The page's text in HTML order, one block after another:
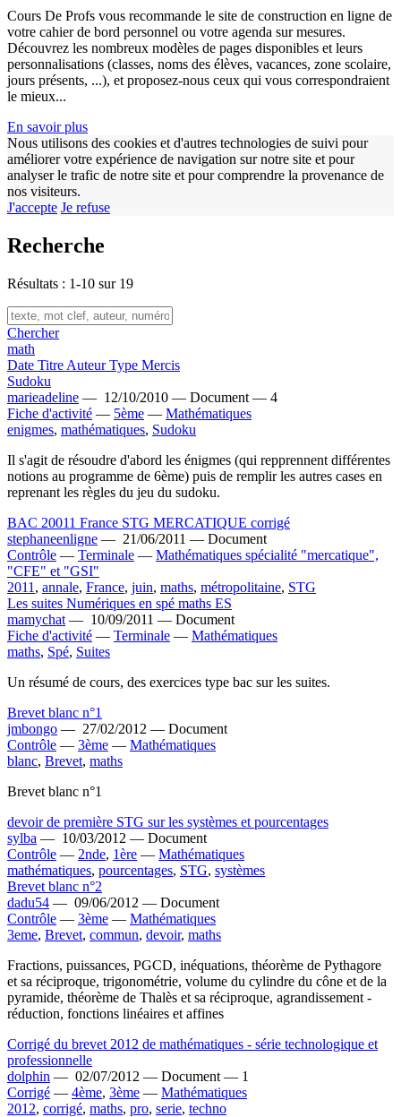
Cours De Profs vous recommande le site de construction en ligne de
votre cahier de bord personnel ou votre agenda sur mesures.
Découvrez les nombreux modèles de pages disponibles et leurs
personnalisations (classes, noms des élèves, vacances, zone scolaire,
jours présents, ...), et proposez-nous ceux qui vous correspondraient
le mieux...
En savoir plus
Nous utilisons des cookies et d'autres technologies de suivi pour
améliorer votre expérience de navigation sur notre site et pour
analyser le trafic de notre site et pour comprendre la provenance de
nos visiteurs.
J'accepte Je refuse
Recherche
Résultats : 1-10 sur 19
Chercher
math
Date Titre AuteurType Mercis
Sudoku
marieadeline — 12/10/2010 — Document — 4
Fiche d'activité — 5ème — Mathématiques
enigmes, mathématiques, Sudoku
Il s'agit de résoudre d'abord les énigmes (qui repprennent différentes
notions au programme de 6ème) puis de remplir les autres cases en
reprenant les règles du jeu du sudoku.
BAC 20011 France STG MERCATIQUE corrigé
stephaneenligne — 21/06/2011 — Document
Contrôle — Terminale — Mathématiques spécialité "mercatique",
"CFE" et "GSI"
2011 , annale, France, juin, maths, métropolitaine, STG
Les suites Numériques en spé maths ES
mamychat — 10/09/2011 — Document
Fiche d'activité — Terminale — Mathématiques
maths, Spé, Suites
Un résumé de cours, des exercices type bac sur les suites.
Brevet blanc n°1
jmbongo — 27/02/2012 — Document
Contrôle — 3ème — Mathématiques
blanc, Brevet, maths
Brevet blanc n°1
devoir de première STG sur les systèmes et pourcentages
sylba — 10/03/2012 — Document
Contrôle — 2nde, 1ère — Mathématiques
mathématiques, pourcentages, STG, systèmes
Brevet blanc n°2
dadu54 — 09/06/2012 — Document
Contrôle — 3ème — Mathématiques
3eme, Brevet, commun, devoir, maths
Fractions, puissances, PGCD, inéquations, théorème de Pythagore
et sa réciproque, trigonométrie, volume du cylindre du cône et de la
pyramide, théorème de Thalès et sa réciproque, agrandissement -
réduction, fonctions linéaires et affines
Corrigé du brevet 2012 de mathématiques - série technologique et
professionnelle
dolphin — 02/07/2012 — Document — 1
Corrigé — 4ème, 3ème — Mathématiques
2012, corrigé, maths, pro, serie, techno